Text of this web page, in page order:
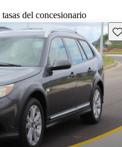
del concesionario